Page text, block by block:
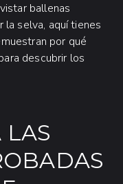
ballenas
la selva, aquí tienes
por qué
descubrir los
LAS